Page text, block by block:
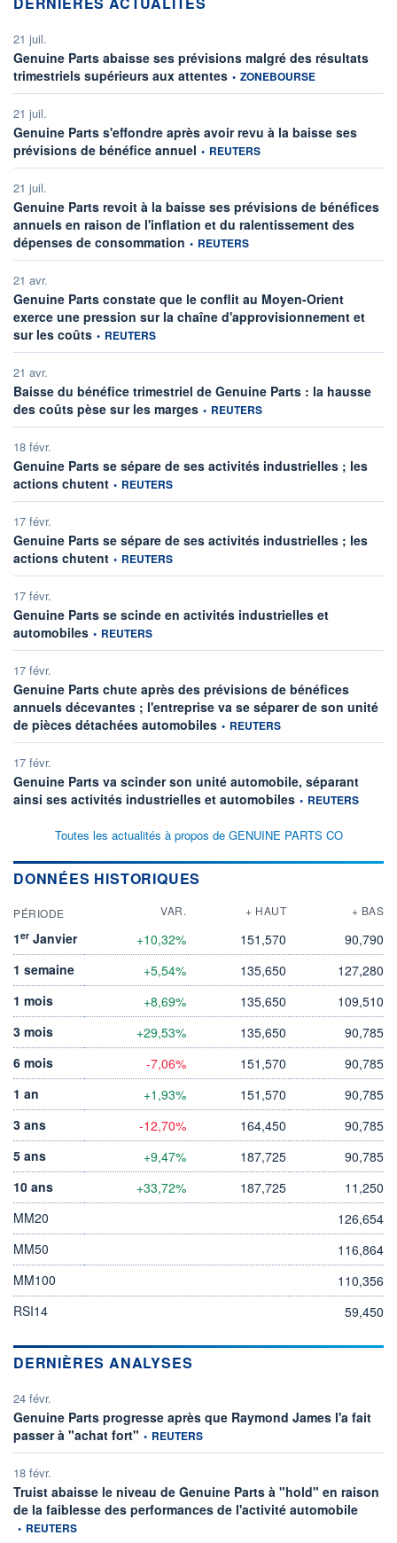
21 juil.
Genuine Parts abaisse ses prévisions malgré des résultats
trimestriels supérieurs aux attentes information fournie par
• ZONEBOURSE
21 juil.
Genuine Parts s'effondre après avoir revu à la baisse ses
prévisions de bénéfice annuel information fournie par
• REUTERS
21 juil.
Genuine Parts revoit à la baisse ses prévisions de bénéfices
annuels en raison de l'inflation et du ralentissement des
dépenses de consommation information fournie par
• REUTERS
21 avr.
Genuine Parts constate que le conflit au Moyen-Orient
exerce une pression sur la chaîne d'approvisionnement et
sur les coûts information fournie par
• REUTERS
21 avr.
Baisse du bénéfice trimestriel de Genuine Parts : la hausse
des coûts pèse sur les marges information fournie par
• REUTERS
18 févr.
Genuine Parts se sépare de ses activités industrielles ; les
actions chutentinformation fournie par
• REUTERS
17 févr.
Genuine Parts se sépare de ses activités industrielles ; les
actions chutentinformation fournie par
• REUTERS
17 févr.
Genuine Parts se scinde en activités industrielles et
automobiles information fournie par
• REUTERS
17 févr.
Genuine Parts chute après des prévisions de bénéfices
annuels décevantes ; l'entreprise va se séparer de son unité
de pièces détachées automobiles information fournie par
• REUTERS
17 févr.
Genuine Parts va scinder son unité automobile, séparant
ainsi ses activités industrielles et automobiles information fournie
• REUTERS
Toutes les actualités à propos de GENUINE PARTS CO
DONNÉES HISTORIQUES
PÉRIODE VAR. + HAUT + BAS
1er Janvier +10,32% 151,570
90,790
1 semaine
+5,54% 135,650
127,280
1 mois
+8,69% 135,650
109,510
3 mois
+29,53% 135,650
90,785
6 mois
-7,06% 151,570
90,785
1 an
+1,93% 151,570
90,785
3 ans
-12,70% 164,450
90,785
5 ans
+9,47% 187,725
90,785
10 ans
+33,72% 187,725
11,250
MM20
126,654
MM50
116,864
MM100
110,356
RSI14
59,450
DERNIÈRES ANALYSES
24 févr.
Genuine Parts progresse après que Raymond James l'a fait
passer à "achat fort" information fournie par
• REUTERS
18 févr.
Truist abaisse le niveau de Genuine Parts à "hold" en raison
de la faiblesse des performances de l'activité automobile
• REUTERS